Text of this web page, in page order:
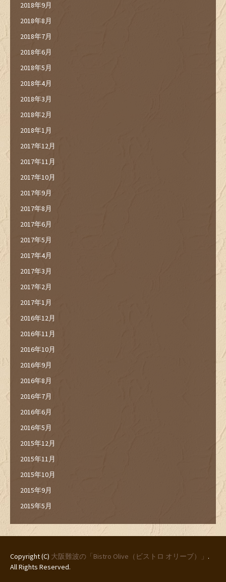
2018年9月
2018年8月
2018年7月
2018年6月
2018年5月
2018年4月
2018年3月
2018年2月
2018年1月
2017年12月
2017年11月
2017年10月
2017年9月
2017年8月
2017年6月
2017年5月
2017年4月
2017年3月
2017年2月
2017年1月
2016年12月
2016年11月
2016年10月
2016年9月
2016年8月
2016年7月
2016年6月
2016年5月
2015年12月
2015年11月
2015年10月
2015年9月
2015年5月
Copyright (C) 大阪難波の「Bistro Olive（ビストロ オリーブ）」 .
All Rights Reserved.